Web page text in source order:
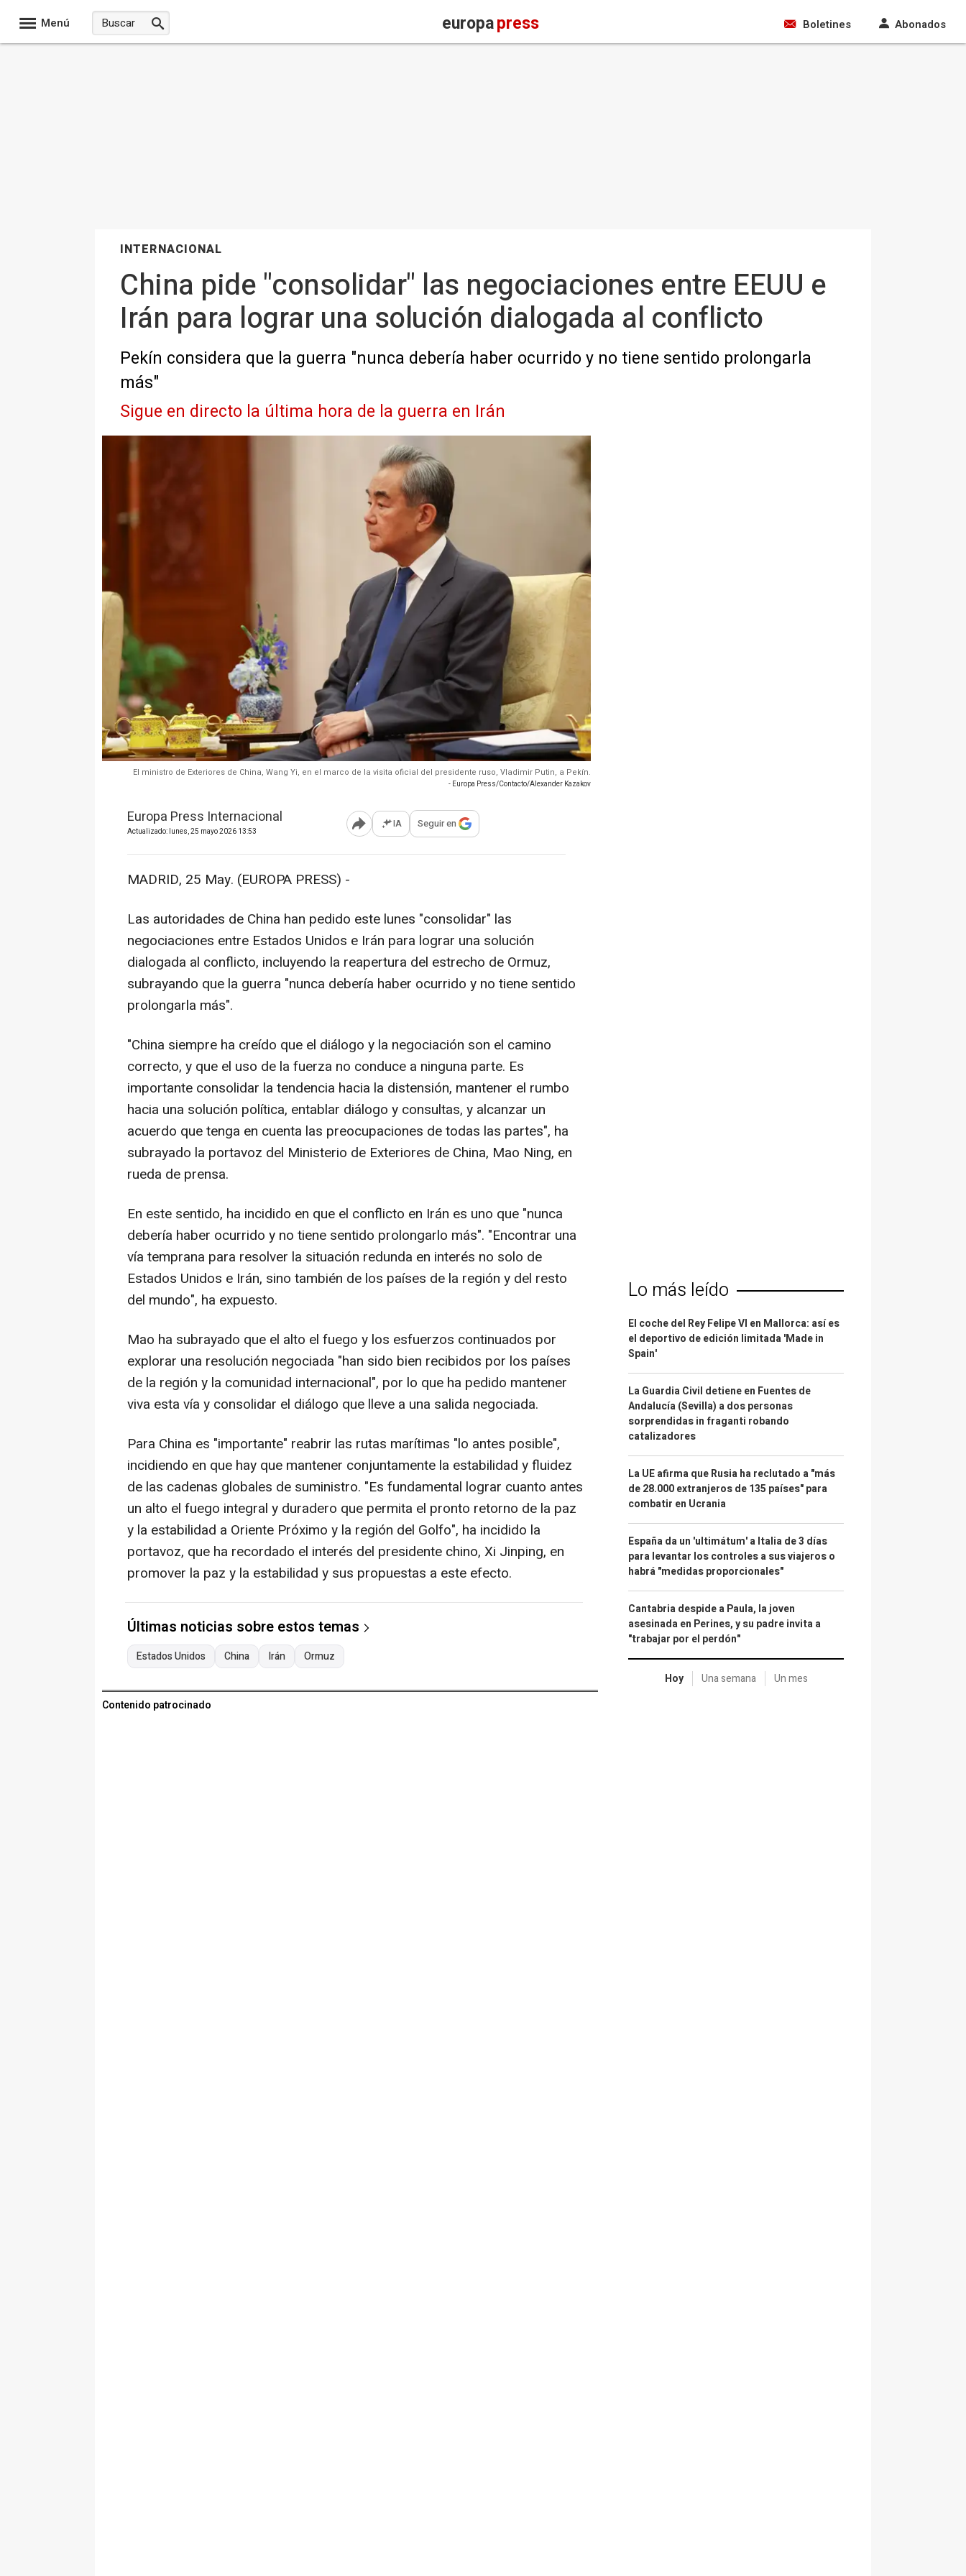
Menú europapress Boletines Abonados
INTERNACIONAL
China pide "consolidar" las negociaciones entre EEUU e
Irán para lograr una solución dialogada al conflicto
Pekín considera que la guerra "nunca debería haber ocurrido y no tiene sentido prolongarla
más"
Sigue en directo la última hora de la guerra en Irán
El ministro de Exteriores de China, Wang Yi, en el marco de la visita oficial del presidente ruso, Vladimir Putin, a Pekín.
- Europa Press/Contacto/Alexander Kazakov
Europa Press Internacional
Actualizado: lunes, 25 mayo 2026 13:53 Abrir opciones para compartir
IA Seguir en
MADRID, 25 May. (EUROPA PRESS) -
Las autoridades de China han pedido este lunes "consolidar" las
negociaciones entre Estados Unidos e Irán para lograr una solución
dialogada al conflicto, incluyendo la reapertura del estrecho de Ormuz,
subrayando que la guerra "nunca debería haber ocurrido y no tiene sentido
prolongarla más".
"China siempre ha creído que el diálogo y la negociación son el camino
correcto, y que el uso de la fuerza no conduce a ninguna parte. Es
importante consolidar la tendencia hacia la distensión, mantener el rumbo
hacia una solución política, entablar diálogo y consultas, y alcanzar un
acuerdo que tenga en cuenta las preocupaciones de todas las partes", ha
subrayado la portavoz del Ministerio de Exteriores de China, Mao Ning, en
rueda de prensa.
En este sentido, ha incidido en que el conflicto en Irán es uno que "nunca
debería haber ocurrido y no tiene sentido prolongarlo más". "Encontrar una
vía temprana para resolver la situación redunda en interés no solo de
Estados Unidos e Irán, sino también de los países de la región y del resto
del mundo", ha expuesto.
Mao ha subrayado que el alto el fuego y los esfuerzos continuados por
explorar una resolución negociada "han sido bien recibidos por los países
de la región y la comunidad internacional", por lo que ha pedido mantener
viva esta vía y consolidar el diálogo que lleve a una salida negociada.
Para China es "importante" reabrir las rutas marítimas "lo antes posible",
incidiendo en que hay que mantener conjuntamente la estabilidad y fluidez
de las cadenas globales de suministro. "Es fundamental lograr cuanto antes
un alto el fuego integral y duradero que permita el pronto retorno de la paz
y la estabilidad a Oriente Próximo y la región del Golfo", ha incidido la
portavoz, que ha recordado el interés del presidente chino, Xi Jinping, en
promover la paz y la estabilidad y sus propuestas a este efecto.
Últimas noticias sobre estos temas
Estados Unidos China Irán Ormuz
Contenido patrocinado
Lo más leído
El coche del Rey Felipe VI en Mallorca: así es
el deportivo de edición limitada 'Made in
Spain'
La Guardia Civil detiene en Fuentes de
Andalucía (Sevilla) a dos personas
sorprendidas in fraganti robando
catalizadores
La UE afirma que Rusia ha reclutado a "más
de 28.000 extranjeros de 135 países" para
combatir en Ucrania
España da un 'ultimátum' a Italia de 3 días
para levantar los controles a sus viajeros o
habrá "medidas proporcionales"
Cantabria despide a Paula, la joven
asesinada en Perines, y su padre invita a
"trabajar por el perdón"
Hoy Una semana Un mes